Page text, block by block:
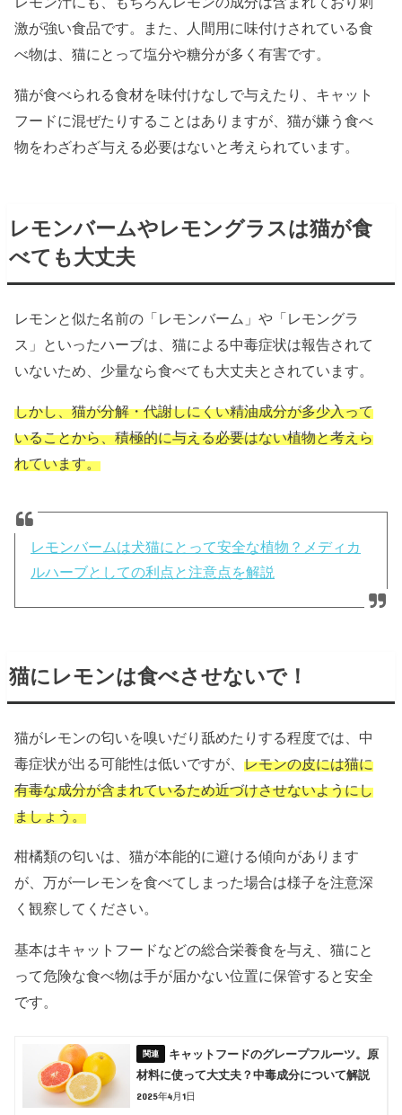
激が強い食品です。また、人間用に味付けされている食
べ物は、猫にとって塩分や糖分が多く有害です。
猫が食べられる食材を味付けなしで与えたり、キャット
フードに混ぜたりすることはありますが、猫が嫌う食べ
物をわざわざ与える必要はないと考えられています。
レモンバームやレモングラスは猫が食
べても大丈夫
レモンと似た名前の「レモンバーム」や「レモングラ
ス」といったハーブは、猫による中毒症状は報告されて
いないため、少量なら食べても大丈夫とされています。
しかし、猫が分解・代謝しにくい精油成分が多少入って
いることから、積極的に与える必要はない植物と考えら
れています。
レモンバームは犬猫にとって安全な植物？メディカ
ルハーブとしての利点と注意点を解説
猫にレモンは食べさせないで！
猫がレモンの匂いを嗅いだり舐めたりする程度では、中
毒症状が出る可能性は低いですが、レモンの皮には猫に
有毒な成分が含まれているため近づけさせないようにし
ましょう。
柑橘類の匂いは、猫が本能的に避ける傾向があります
が、万が一レモンを食べてしまった場合は様子を注意深
く観察してください。
基本はキャットフードなどの総合栄養食を与え、猫にと
って危険な食べ物は手が届かない位置に保管すると安全
です。
キャットフードのグレープフルーツ。原
材料に使って大丈夫？中毒成分について解説
2025年4月1日